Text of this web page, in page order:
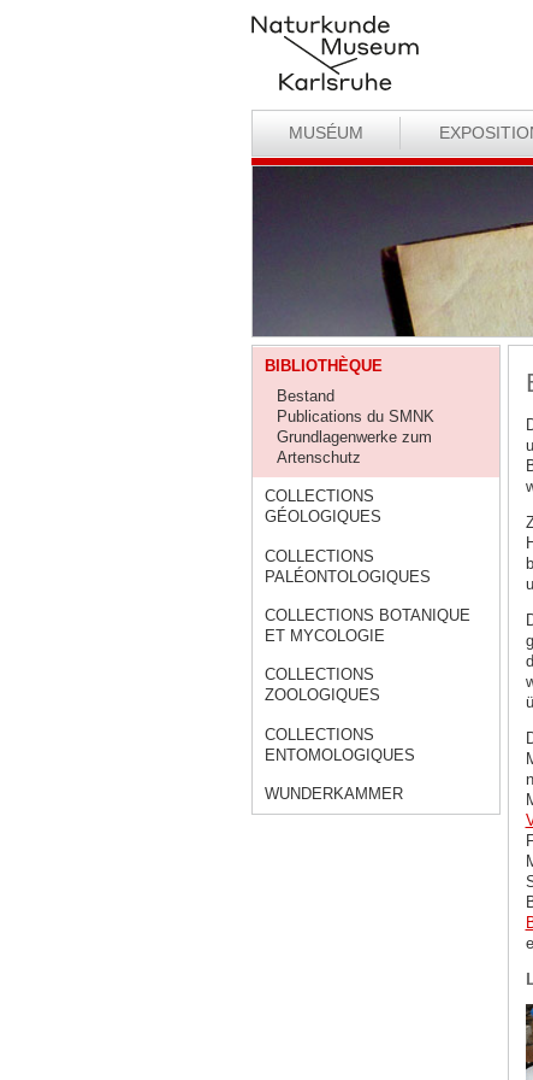
MUSÉUM
BIBLIOTHÈQUE
Bestand
Publications du SMNK
Grundlagenwerke zum
Artenschutz
COLLECTIONS
GÉOLOGIQUES
COLLECTIONS
PALÉONTOLOGIQUES
COLLECTIONS BOTANIQUE
ET MYCOLOGIE
COLLECTIONS
ZOOLOGIQUES
COLLECTIONS
ENTOMOLOGIQUES
WUNDERKAMMER